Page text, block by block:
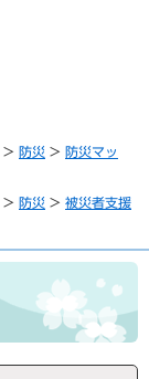
> 防災 > 防災マッ
> 防災 > 被災者支援